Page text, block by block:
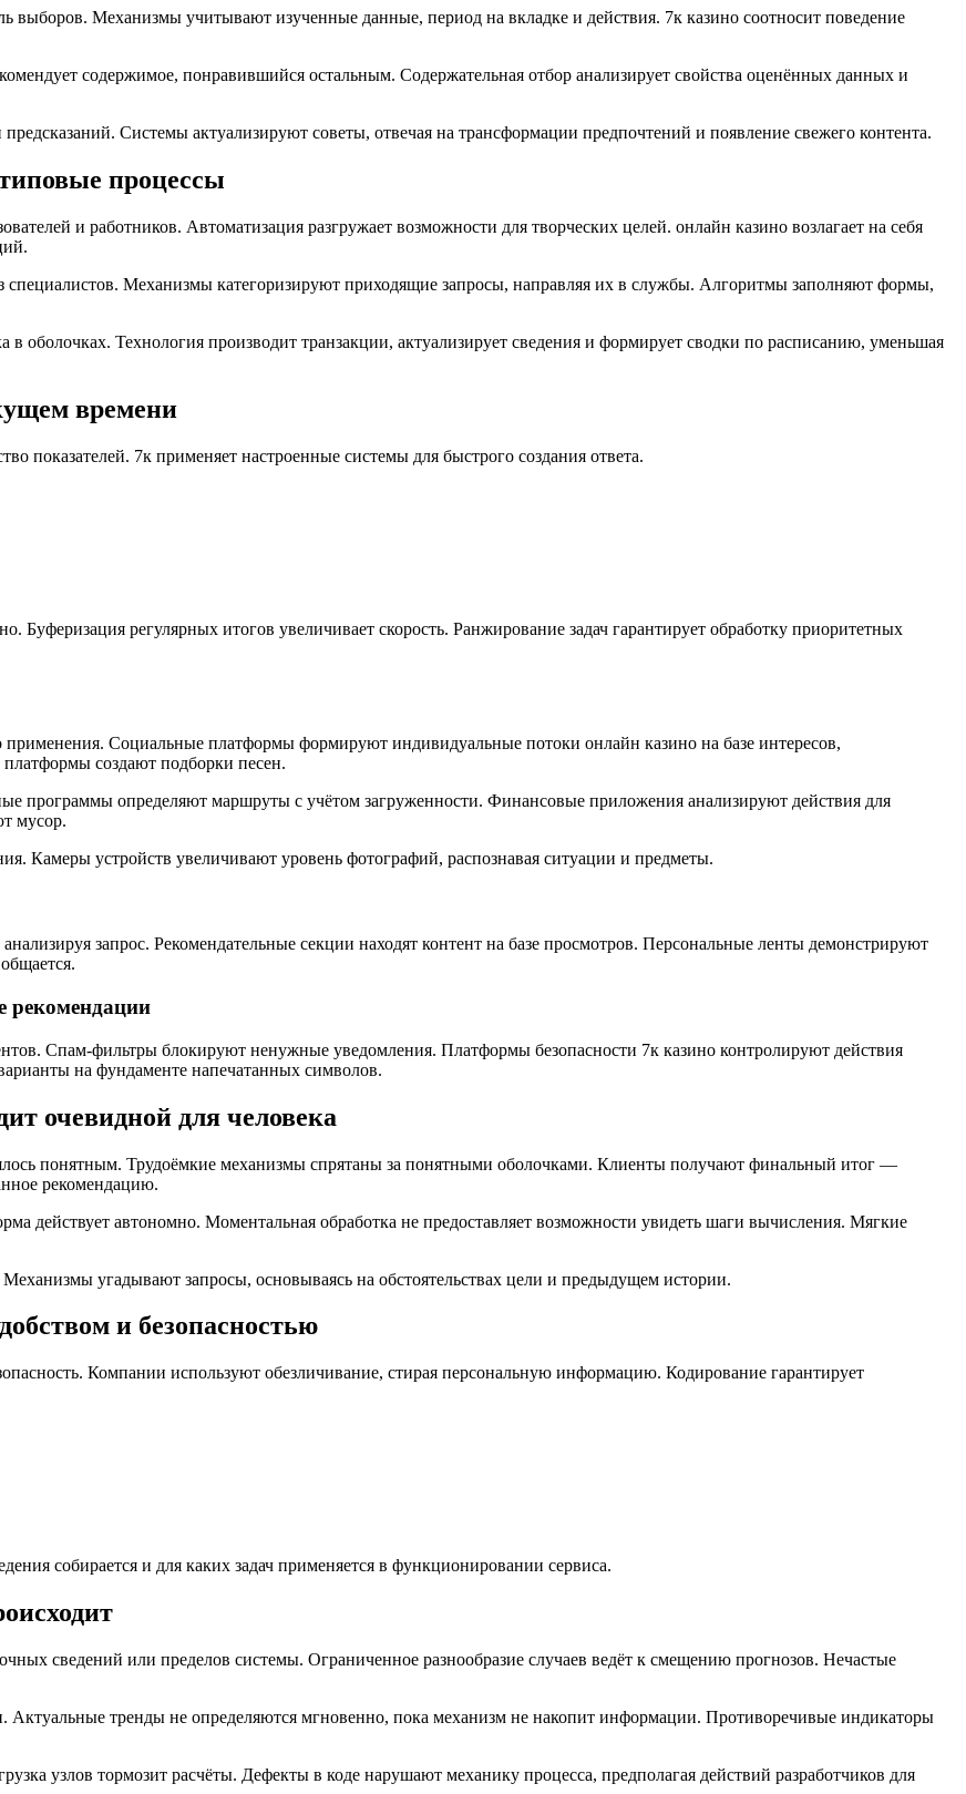
Механизмы учитывают изученные данные, период на вкладке и действия. 7к казино соотносит поведение
содержимое, понравившийся остальным. Содержательная отбор анализирует свойства оценённых данных и
Системы актуализируют советы, отвечая на трансформации предпочтений и появление свежего контента.
процессы
и работников. Автоматизация разгружает возможности для творческих целей. онлайн казино возлагает на себя
специалистов. Механизмы категоризируют приходящие запросы, направляя их в службы. Алгоритмы заполняют формы,
в оболочках. Технология производит транзакции, актуализирует сведения и формирует сводки по расписанию, уменьшая
времени
показателей. 7к применяет настроенные системы для быстрого создания ответа.
регулярных итогов увеличивает скорость. Ранжирование задач гарантирует обработку приоритетных
Социальные платформы формируют индивидуальные потоки онлайн казино на базе интересов,
создают подборки песен.
программы определяют маршруты с учётом загруженности. Финансовые приложения анализируют действия для
мусор.
Камеры устройств увеличивают уровень фотографий, распознавая ситуации и предметы.
запрос. Рекомендательные секции находят контент на базе просмотров. Персональные ленты демонстрируют
рекомендации
Спам-фильтры блокируют ненужные уведомления. Платформы безопасности 7к казино контролируют действия
на фундаменте напечатанных символов.
очевидной для человека
понятным. Трудоёмкие механизмы спрятаны за понятными оболочками. Клиенты получают финальный итог —
рекомендацию.
действует автономно. Моментальная обработка не предоставляет возможности увидеть шаги вычисления. Мягкие
угадывают запросы, основываясь на обстоятельствах цели и предыдущем истории.
и безопасностью
Компании используют обезличивание, стирая персональную информацию. Кодирование гарантирует
собирается и для каких задач применяется в функционировании сервиса.
сведений или пределов системы. Ограниченное разнообразие случаев ведёт к смещению прогнозов. Нечастые
Актуальные тренды не определяются мгновенно, пока механизм не накопит информации. Противоречивые индикаторы
узлов тормозит расчёты. Дефекты в коде нарушают механику процесса, предполагая действий разработчиков для